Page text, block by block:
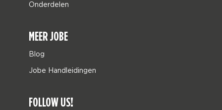
Onderdelen
MEER JOBE
Blog
Jobe Handleidingen
FOLLOW US!